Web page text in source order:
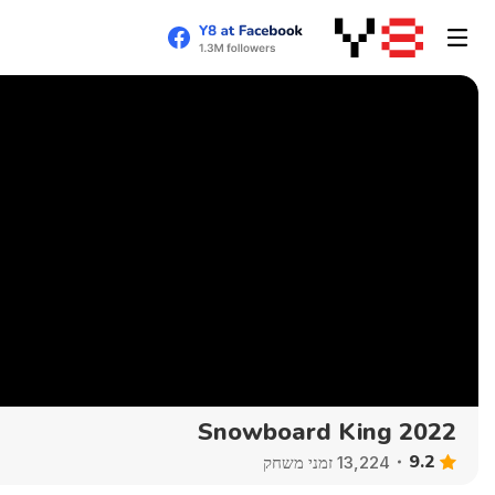
Snowboard King 2022
9.2 13,224 זמני משחק